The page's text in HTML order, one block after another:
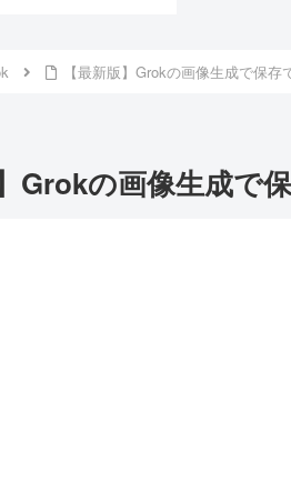
【最新版】Grokの画像生成で保
Grokの画像生成で